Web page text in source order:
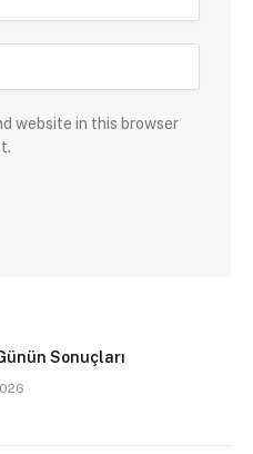
website in this browser
Sonuçları